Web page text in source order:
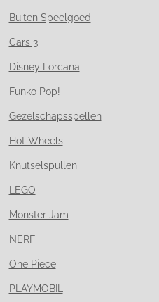
Buiten Speelgoed
Cars 3
Disney Lorcana
Funko Pop!
Gezelschapsspellen
Hot Wheels
Knutselspullen
LEGO
Monster Jam
NERF
One Piece
PLAYMOBIL